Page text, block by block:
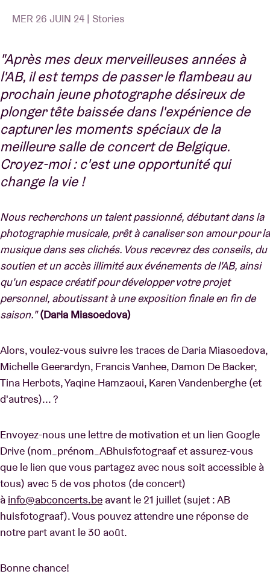
MER 26 JUIN 24 | Stories
"Après mes deux merveilleuses années à
l'AB, il est temps de passer le flambeau au
prochain jeune photographe désireux de
plonger tête baissée dans l'expérience de
capturer les moments spéciaux de la
meilleure salle de concert de Belgique.
Croyez-moi : c'est une opportunité qui
change la vie !
Nous recherchons un talent passionné, débutant dans la
photographie musicale, prêt à canaliser son amour pour la
musique dans ses clichés. Vous recevrez des conseils, du
soutien et un accès illimité aux événements de l'AB, ainsi
qu'un espace créatif pour développer votre projet
personnel, aboutissant à une exposition finale en fin de
saison." (Daria Miasoedova)
Alors, voulez-vous suivre les traces de Daria Miasoedova,
Michelle Geerardyn, Francis Vanhee, Damon De Backer,
Tina Herbots, Yaqine Hamzaoui, Karen Vandenberghe (et
d'autres)... ?
Envoyez-nous une lettre de motivation et un lien Google
Drive (nom_prénom_ABhuisfotograaf et assurez-vous
que le lien que vous partagez avec nous soit accessible à
tous) avec 5 de vos photos (de concert)
à info@abconcerts.be avant le 21 juillet (sujet : AB
huisfotograaf). Vous pouvez attendre une réponse de
notre part avant le 30 août.
Bonne chance!